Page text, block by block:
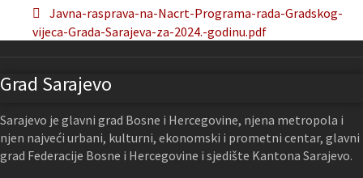
Javna-rasprava-na-Nacrt-Programa-rada-Gradskog-
vijeca-Grada-Sarajeva-za-2024.-godinu.pdf
Grad Sarajevo
Sarajevo je glavni grad Bosne i Hercegovine, njena metropola i
njen najveći urbani, kulturni, ekonomski i prometni centar, glavni
grad Federacije Bosne i Hercegovine i sjedište Kantona Sarajevo.